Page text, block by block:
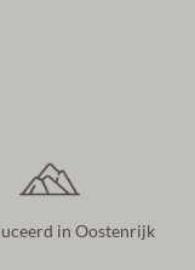
in Oostenrijk